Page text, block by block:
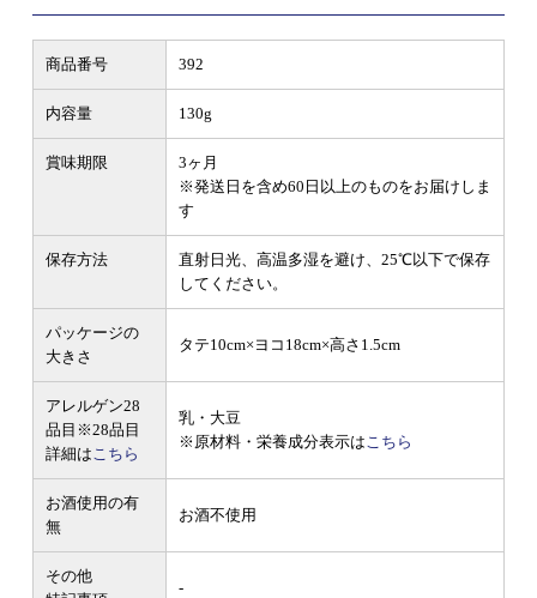
商品番号 392
内容量 130g
賞味期限
3ヶ月
※発送日を含め60日以上のものをお届けしま
す
保存方法
直射日光、高温多湿を避け、25℃以下で保存
してください。
パッケージの
大きさ
タテ10cm×ヨコ18cm×高さ1.5cm
アレルゲン28
品目 ※28品目
詳細はこちら
乳・大豆
※原材料・栄養成分表示はこちら
お酒使用の有
無
お酒不使用
その他
-